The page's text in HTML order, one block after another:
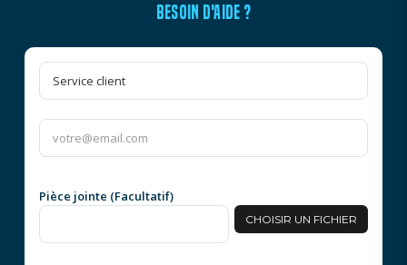
BESOIN D'AIDE ?
Pièce jointe (Facultatif)
CHOISIR UN FICHIER